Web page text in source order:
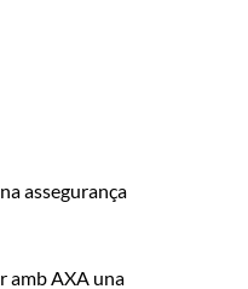
assegurança
amb AXA una